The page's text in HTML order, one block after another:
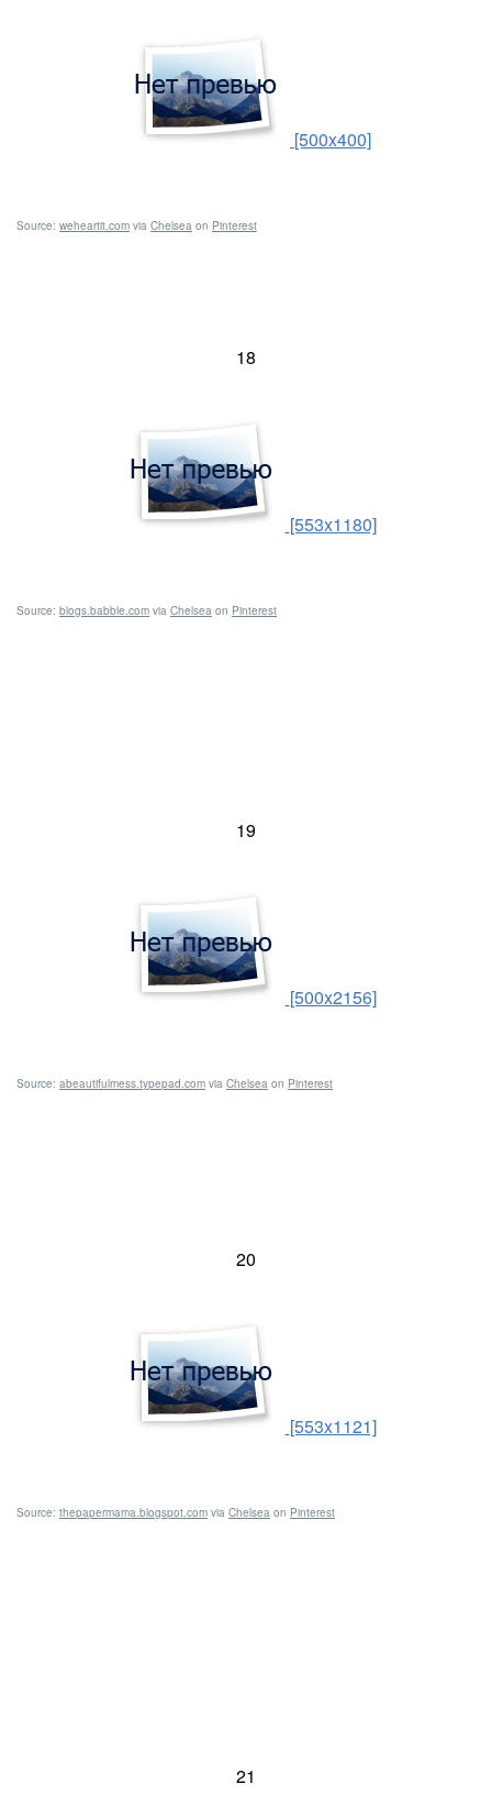
[500x400]
Source: weheartit.com via Chelsea on Pinterest
18
[553x1180]
Source: blogs.babble.com via Chelsea on Pinterest
19
[500x2156]
Source: abeautifulmess.typepad.com via Chelsea on Pinterest
20
[553x1121]
Source: thepapermama.blogspot.com via Chelsea on Pinterest
21